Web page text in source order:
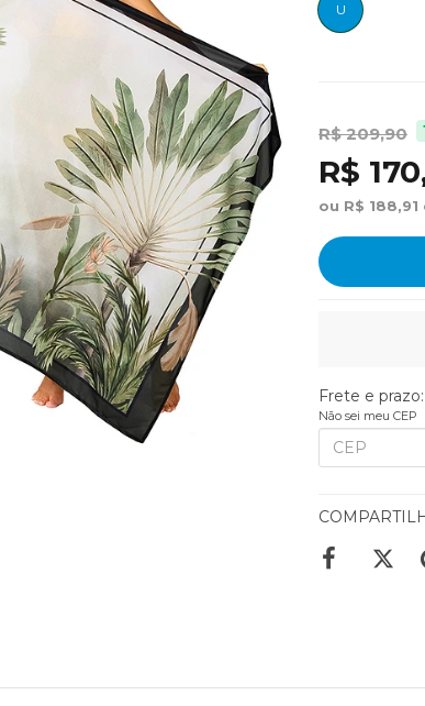
U
R$ 209,90
R$
ou R$
Frete e prazo:
Não sei meu CEP